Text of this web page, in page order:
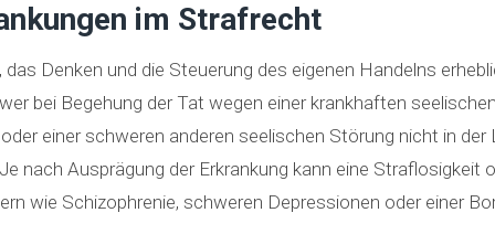
im Strafrecht
Denken und die Steuerung des eigenen Handelns
bei Begehung der Tat wegen einer krankhaften
einer schweren anderen seelischen Störung nicht in der
nach Ausprägung der Erkrankung kann eine
wie Schizophrenie, schweren Depressionen oder einer